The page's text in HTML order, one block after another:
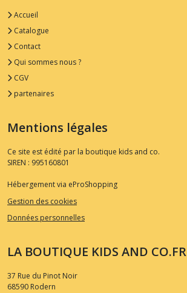
Accueil
Catalogue
Contact
Qui sommes nous ?
CGV
partenaires
Mentions légales
Ce site est édité par la boutique kids and co.
SIREN : 995160801
Hébergement via eProShopping
Gestion des cookies
Données personnelles
LA BOUTIQUE KIDS AND CO.FR
37 Rue du Pinot Noir
68590 Rodern